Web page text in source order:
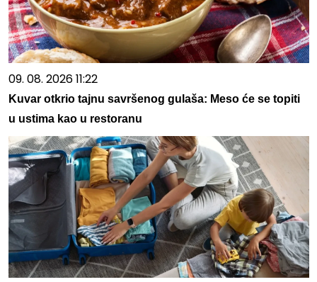
09. 08. 2026 11:22
Kuvar otkrio tajnu savršenog gulaša: Meso će se topiti
u ustima kao u restoranu